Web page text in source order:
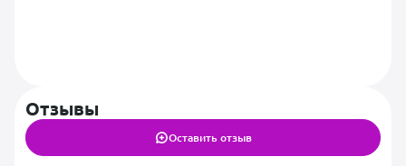
Отзывы
Оставить отзыв